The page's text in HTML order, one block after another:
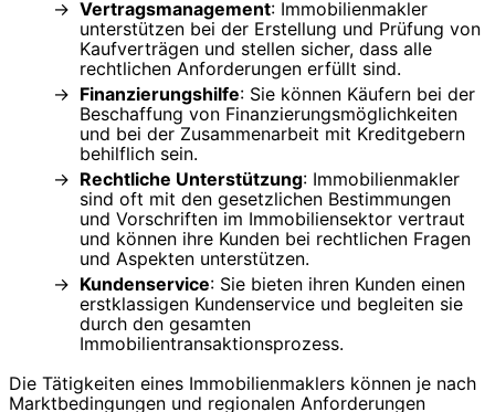
Vertragsmanagement: Immobilienmakler
unterstützen bei der Erstellung und Prüfung von
Kaufverträgen und stellen sicher, dass alle
rechtlichen Anforderungen erfüllt sind.
Finanzierungshilfe: Sie können Käufern bei der
Beschaffung von Finanzierungsmöglichkeiten
und bei der Zusammenarbeit mit Kreditgebern
behilflich sein.
Rechtliche Unterstützung: Immobilienmakler
sind oft mit den gesetzlichen Bestimmungen
und Vorschriften im Immobiliensektor vertraut
und können ihre Kunden bei rechtlichen Fragen
und Aspekten unterstützen.
Kundenservice: Sie bieten ihren Kunden einen
erstklassigen Kundenservice und begleiten sie
durch den gesamten
Immobilientransaktionsprozess.
Die Tätigkeiten eines Immobilienmaklers können je nach
Marktbedingungen und regionalen Anforderungen